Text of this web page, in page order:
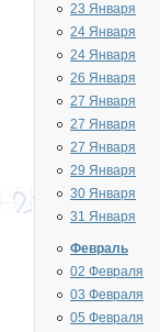
23 Января
24 Января
24 Января
26 Января
27 Января
27 Января
27 Января
29 Января
30 Января
31 Января
Февраль
02 Февраля
03 Февраля
05 Февраля